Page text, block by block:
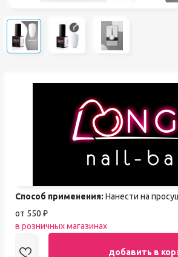
Способ применения: Нанести на
от 550 ₽
в розничных магазинах
добавить в